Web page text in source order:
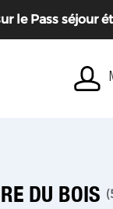
le Pass séjour
DU BOIS (